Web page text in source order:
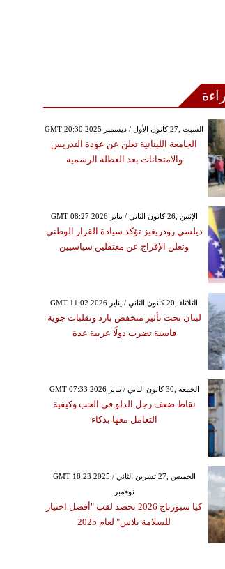
GMT 20:30 2025 السبت ,27 كانون الأول / ديسمبر
الجامعة اللبنانية تعلن عن عودة التدريس
والامتحانات بعد العطلة الرسمية
GMT 08:27 2026 الإثنين ,26 كانون الثاني / يناير
ديلسي رودريغيز تؤكد سيادة القرار الوطني
وتعلن الإفراج عن معتقلين سياسيين
GMT 11:02 2026 الثلاثاء ,20 كانون الثاني / يناير
لبنان تحت تأثير منخفض بارد وتقلبات جوية
قاسية تضرب دولًا عربية عدة
GMT 07:33 2026 الجمعة ,30 كانون الثاني / يناير
نقاط ضعف رجل الدلو في الحب وكيفية
التعامل معها بذكاء
GMT 18:23 2025 الخميس ,27 تشرين الثاني /
نوفمبر
كيا سبورتاج 2026 تحصد لقب "أفضل اختيار
للسلامة بلاس" لعام 2025